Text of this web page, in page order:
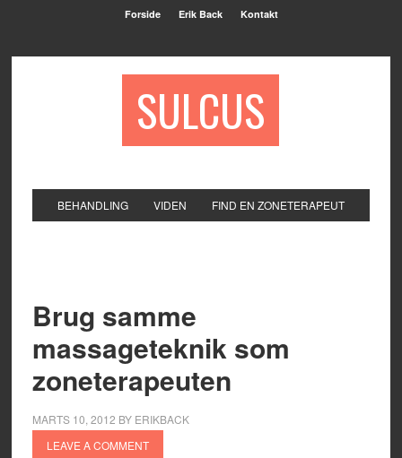
Forside Erik Back Kontakt
SULCUS
BEHANDLING VIDEN FIND EN ZONETERAPEUT
Brug samme
massageteknik som
zoneterapeuten
MARTS 10, 2012 BY ERIKBACK
LEAVE A COMMENT